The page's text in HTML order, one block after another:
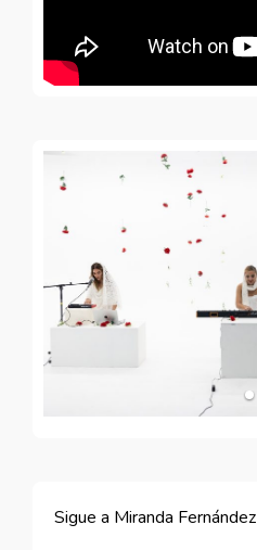
Sigue a Miranda Fernández